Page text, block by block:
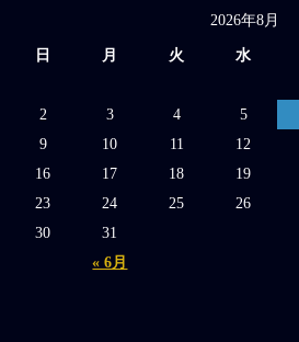
2026年8月
日 月 火 水
« 6月
2
3 4 5
9
10 11 12
16
17 18 19
23
24 25 26
30
31